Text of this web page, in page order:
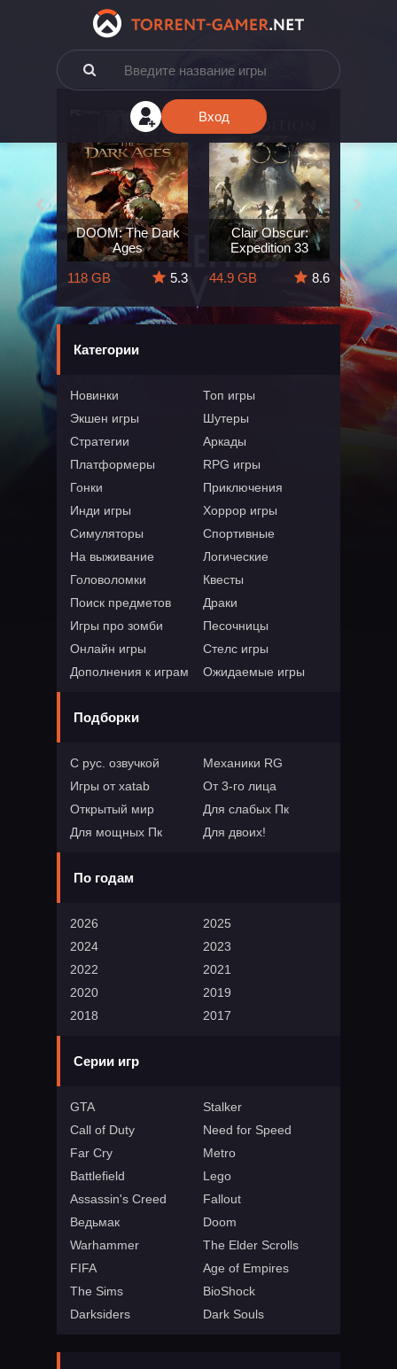
Вход
The
5.7
DOOM: The Dark
Ages
118 GB
5.3
Clair Obscur:
Expedition 33
44.9 GB
8.6
164 GB
Категории
Новинки
Топ игры
Экшен игры
Шутеры
Стратегии
Аркады
Платформеры
RPG игры
Гонки
Приключения
Инди игры
Хоррор игры
Симуляторы
Спортивные
На выживание
Логические
Головоломки
Квесты
Поиск предметов
Драки
Игры про зомби
Песочницы
Онлайн игры
Стелс игры
Дополнения к играм
Ожидаемые игры
Подборки
С рус. озвучкой
Механики RG
Игры от xatab
От 3-го лица
Открытый мир
Для слабых Пк
Для мощных Пк
Для двоих!
По годам
2026
2025
2024
2023
2022
2021
2020
2019
2018
2017
Серии игр
GTA
Stalker
Call of Duty
Need for Speed
Far Cry
Metro
Battlefield
Lego
Assassin's Creed
Fallout
Ведьмак
Doom
Warhammer
The Elder Scrolls
FIFA
Age of Empires
The Sims
BioShock
Darksiders
Dark Souls